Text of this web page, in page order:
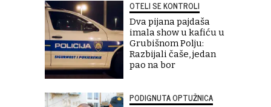
OTELI SE KONTROLI
Dva pijana pajdaša
imala show u kafiću u
Grubišnom Polju:
Razbijali čaše, jedan
pao na bor
PODIGNUTA OPTUŽNICA